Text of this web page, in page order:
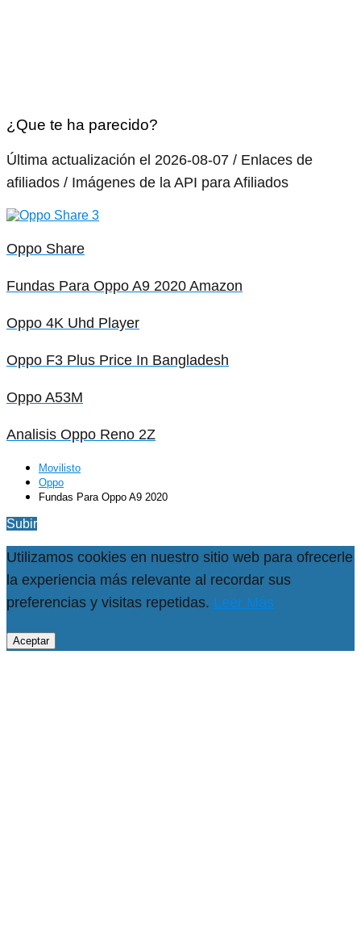
¿Que te ha parecido?
Última actualización el 2026-08-07 / Enlaces de
afiliados / Imágenes de la API para Afiliados
Oppo Share
Fundas Para Oppo A9 2020 Amazon
Oppo 4K Uhd Player
Oppo F3 Plus Price In Bangladesh
Oppo A53M
Analisis Oppo Reno 2Z
Movilisto
Oppo
Fundas Para Oppo A9 2020
Subir
Utilizamos cookies en nuestro sitio web para ofrecerle
la experiencia más relevante al recordar sus
preferencias y visitas repetidas. Leer Más
Aceptar